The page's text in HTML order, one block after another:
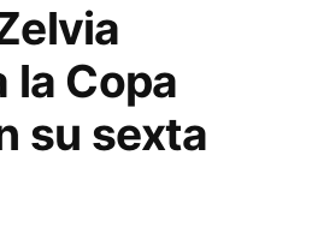
la Copa
su sexta